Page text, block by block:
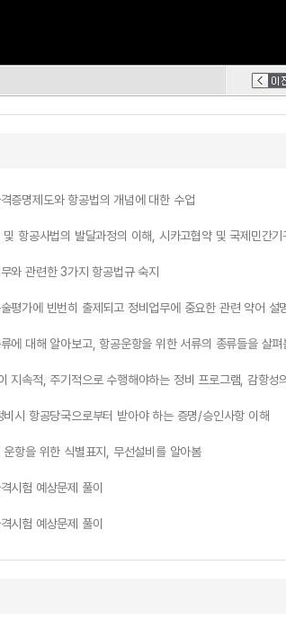
증명제도와 항공법의 개념에 대한 수업
및 항공사법의 발달과정의 이해, 시카고협약 및 국제민간
와 관련한 3가지 항공법규 숙지
평가에 빈번히 출제되고 정비업무에 중요한 관련 약어 설
에 대해 알아보고, 항공운항을 위한 서류의 종류들을 살펴
지속적, 주기적으로 수행해야하는 정비 프로그램, 감항성
시 항공당국으로부터 받아야 하는 증명/승인사항 이해
운항을 위한 식별표지, 무선설비를 알아봄
시험 예상문제 풀이
시험 예상문제 풀이